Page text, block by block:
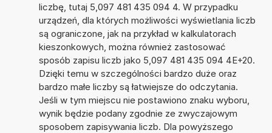
liczbę, tutaj 5,097 481 435 094 4. W przypadku
urządzeń, dla których możliwości wyświetlania liczb
są ograniczone, jak na przykład w kalkulatorach
kieszonkowych, można również zastosować
sposób zapisu liczb jako 5,097 481 435 094 4E+20.
Dzięki temu w szczególności bardzo duże oraz
bardzo małe liczby są łatwiejsze do odczytania.
Jeśli w tym miejscu nie postawiono znaku wyboru,
wynik będzie podany zgodnie ze zwyczajowym
sposobem zapisywania liczb. Dla powyższego